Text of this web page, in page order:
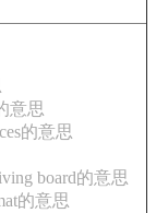
意思
的意思
board的意思
的意思